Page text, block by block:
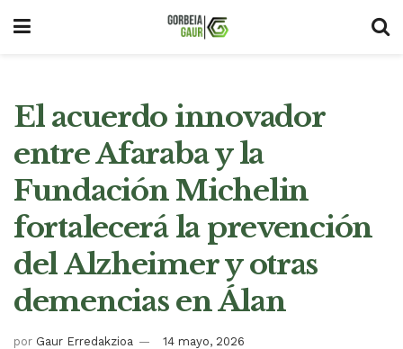
El acuerdo innovador
entre Afaraba y la
Fundación Michelin
fortalecerá la prevención
del Alzheimer y otras
demencias en Álan
por Gaur Erredakzioa 14 mayo, 2026